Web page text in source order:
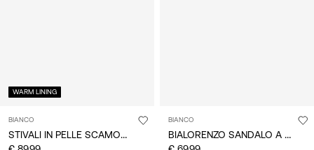
WARM LINING
BIANCO
STIVALI IN PELLE SCAMOSCIATA
BIANCO
BIALORENZO SANDALO A CIABATTA